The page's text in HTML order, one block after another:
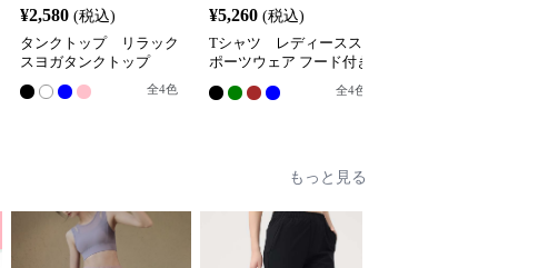
¥2,580 (税込)
タンクトップ リラック
スヨガタンクトップ
全4色
¥5,260 (税込)
Tシャツ レディースス
ポーツウェア フード付き
リラックスチュニック
全4色
もっと見る